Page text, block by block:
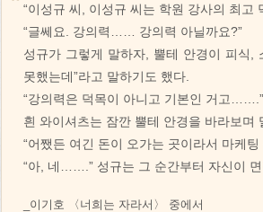
“이성규 씨, 이성규 씨는 학원 강사의 최
“글쎄요. 강의력…… 강의력 아닐까요?”
성규가 그렇게 말하자, 뿔테 안경이 피식,
못했는데”라고 말하기도 했다.
“강의력은 덕목이 아니고 기본인 거고…….”
흰 와이셔츠는 잠깐 뿔테 안경을 바라보며
“어쨌든 여긴 돈이 오가는 곳이라서 마케
“아, 네…….” 성규는 그 순간부터 자신이
_이기호 〈너희는 자라서〉 중에서